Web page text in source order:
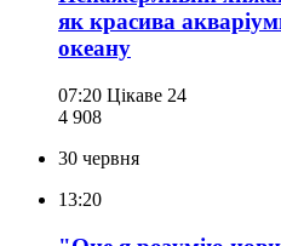
як красива
океану
07:20 Цікаве 24
4 908
30 червня
13:20